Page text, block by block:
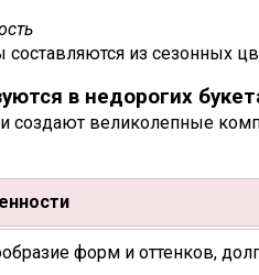
составляются из сезонных
в недорогих
великолепные
форм и оттенков,